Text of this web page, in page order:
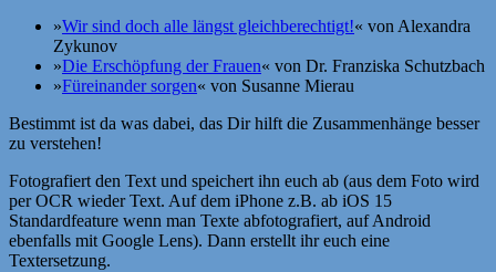
»Wir sind doch alle längst gleichberechtigt!« von Alexandra
Zykunov
»Die Erschöpfung der Frauen« von Dr. Franziska Schutzbach
»Füreinander sorgen« von Susanne Mierau
Bestimmt ist da was dabei, das Dir hilft die Zusammenhänge besser
zu verstehen!
Fotografiert den Text und speichert ihn euch ab (aus dem Foto wird
per OCR wieder Text. Auf dem iPhone z.B. ab iOS 15
Standardfeature wenn man Texte abfotografiert, auf Android
ebenfalls mit Google Lens). Dann erstellt ihr euch eine
Textersetzung.